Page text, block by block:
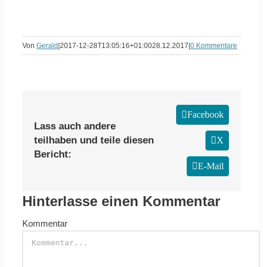
Von Gerald 2017-12-28T13:05:16+01:0028.12.2017 0 Kommentare
Lass auch andere
teilhaben und teile diesen
Bericht:
Facebook
X
E-Mail
Hinterlasse einen Kommentar
Kommentar